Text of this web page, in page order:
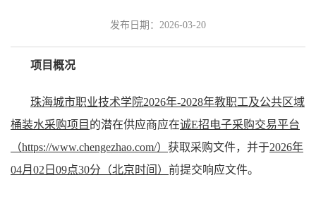
发布日期：2026-03-20
项目概况
珠海城市职业技术学院2026年-2028年教职工及公共区域
桶装水采购项目 的潜在供应商应在诚E招电子采购交易平台
（https://www.chengezhao.com/） 获取采购文件，并于2026年
04月 02 日 09点30分 （北京时间） 前提交响应文件。